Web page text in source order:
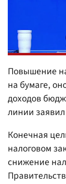
Повышение
на бумаге,
доходов
линии
Конечная
налоговом
снижение